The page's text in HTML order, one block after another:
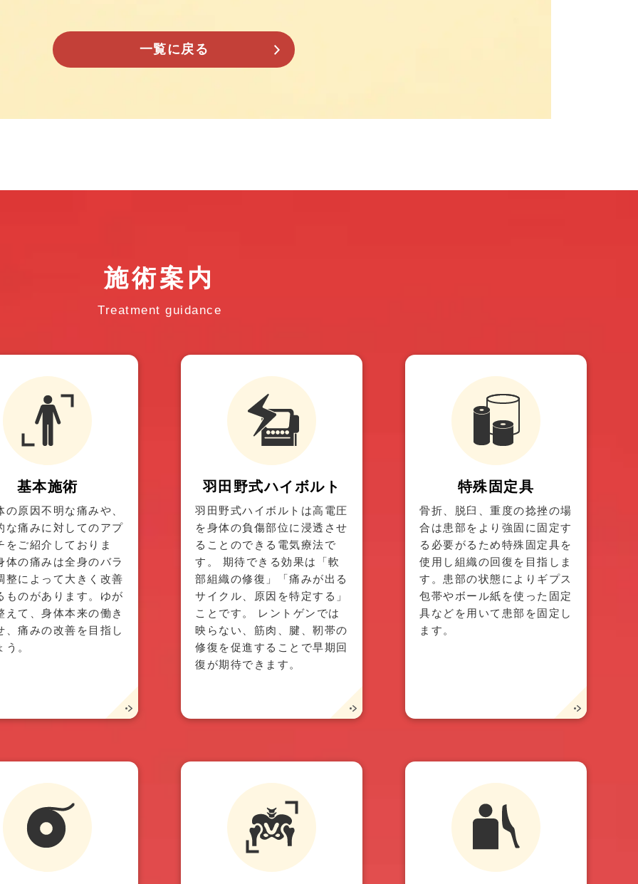
一覧に戻る
施術案内
Treatment guidance
基本施術
の原因不明な痛みや、
な痛みに対してのアプ
をご紹介しておりま
体の痛みは全身のバラ
整によって大きく改善
ものがあります。ゆが
えて、身体本来の働き
、痛みの改善を目指し
う。
羽田野式ハイボルト
羽田野式ハイボルトは高電圧
を身体の負傷部位に浸透させ
ることのできる電気療法で
す。 期待できる効果は「軟
部組織の修復」「痛みが出る
サイクル、原因を特定する」
ことです。 レントゲンでは
映らない、筋肉、腱、靭帯の
修復を促進することで早期回
復が期待できます。
特殊固定具
骨折、脱臼、重度の捻挫の場
合は患部をより強固に固定す
る必要がるため特殊固定具を
使用し組織の回復を目指しま
す。患部の状態によりギプス
包帯やボール紙を使った固定
具などを用いて患部を固定し
ます。